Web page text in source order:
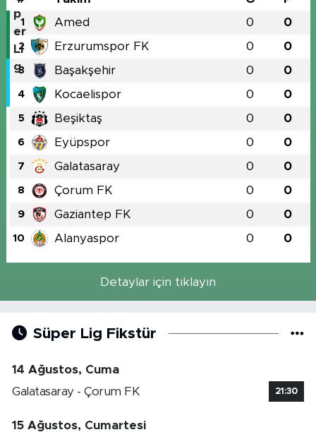
1 Amed 0 0
2 Erzurumspor FK 0 0
3 Başakşehir 0 0
4 Kocaelispor 0 0
5 Beşiktaş 0 0
6 Eyüpspor 0 0
7 Galatasaray 0 0
8 Çorum FK 0 0
9 Gaziantep FK 0 0
10 Alanyaspor 0 0
Detaylar için tıklayın
Süper Lig Fikstür
14 Ağustos, Cuma
Galatasaray - Çorum FK
21:30
15 Ağustos, Cumartesi